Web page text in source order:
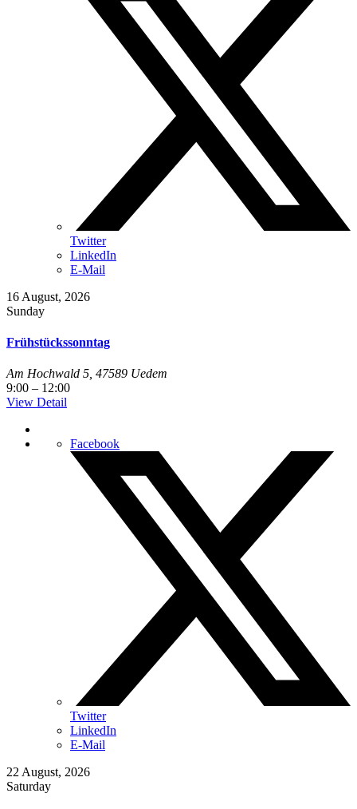
Twitter
LinkedIn
E-Mail
16 August, 2026
Sunday
Frühstückssonntag
Am Hochwald 5, 47589 Uedem
9:00 – 12:00
View Detail
Facebook
Twitter
LinkedIn
E-Mail
22 August, 2026
Saturday